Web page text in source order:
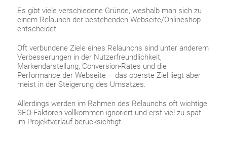
Es gibt viele verschiedene Gründe, weshalb man sich zu
einem Relaunch der bestehenden Webseite/Onlineshop
entscheidet.
Oft verbundene Ziele eines Relaunchs sind unter anderem
Verbesserungen in der Nutzerfreundlichkeit,
Markendarstellung, Conversion-Rates und die
Performance der Webseite – das oberste Ziel liegt aber
meist in der Steigerung des Umsatzes.
Allerdings werden im Rahmen des Relaunchs oft wichtige
SEO-Faktoren vollkommen ignoriert und erst viel zu spät
im Projektverlauf berücksichtigt.